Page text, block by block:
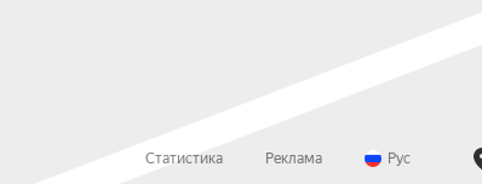
Статистика Реклама Рус